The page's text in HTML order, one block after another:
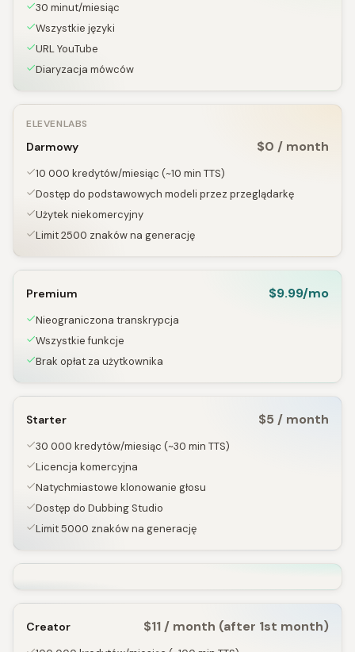
30 minut/miesiąc
Wszystkie języki
URL YouTube
Diaryzacja mówców
ELEVENLABS
Darmowy $0 / month
10 000 kredytów/miesiąc (~10 min TTS)
Dostęp do podstawowych modeli przez przeglądarkę
Użytek niekomercyjny
Limit 2500 znaków na generację
Premium $9.99/mo
Nieograniczona transkrypcja
Wszystkie funkcje
Brak opłat za użytkownika
Starter $5 / month
30 000 kredytów/miesiąc (~30 min TTS)
Licencja komercyjna
Natychmiastowe klonowanie głosu
Dostęp do Dubbing Studio
Limit 5000 znaków na generację
Creator $11 / month (after 1st month)